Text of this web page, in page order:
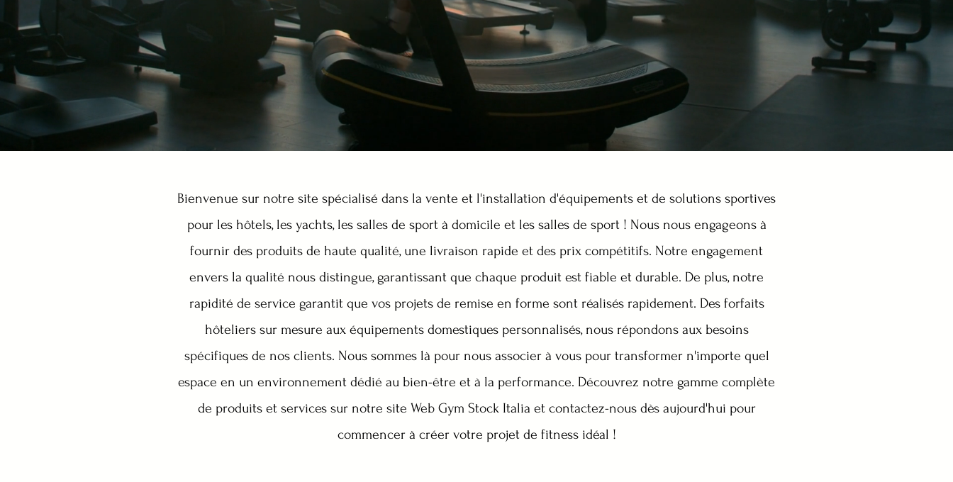
Bienvenue sur notre site spécialisé dans la vente et l'installation d'équipements et de solutions sportives
pour les hôtels, les yachts, les salles de sport à domicile et les salles de sport ! Nous nous engageons à
fournir des produits de haute qualité, une livraison rapide et des prix compétitifs. Notre engagement
envers la qualité nous distingue, garantissant que chaque produit est fiable et durable. De plus, notre
rapidité de service garantit que vos projets de remise en forme sont réalisés rapidement. Des forfaits
hôteliers sur mesure aux équipements domestiques personnalisés, nous répondons aux besoins
spécifiques de nos clients. Nous sommes là pour nous associer à vous pour transformer n'importe quel
espace en un environnement dédié au bien-être et à la performance. Découvrez notre gamme complète
de produits et services sur notre site Web Gym Stock Italia et contactez-nous dès aujourd'hui pour
commencer à créer votre projet de fitness idéal !